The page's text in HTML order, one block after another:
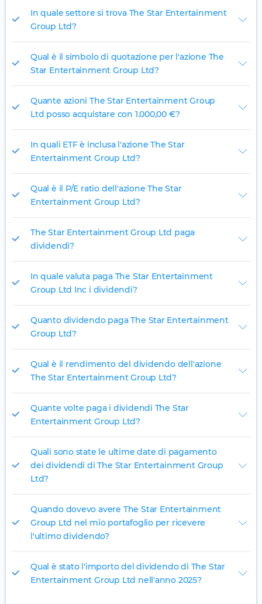
In quale settore si trova The Star Entertainment
Group Ltd?
Qual è il simbolo di quotazione per l'azione The
Star Entertainment Group Ltd?
Quante azioni The Star Entertainment Group
Ltd posso acquistare con 1.000,00 €?
In quali ETF è inclusa l'azione The Star
Entertainment Group Ltd?
Qual è il P/E ratio dell'azione The Star
Entertainment Group Ltd?
The Star Entertainment Group Ltd paga
dividendi?
In quale valuta paga The Star Entertainment
Group Ltd Inc i dividendi?
Quanto dividendo paga The Star Entertainment
Group Ltd?
Qual è il rendimento del dividendo dell'azione
The Star Entertainment Group Ltd?
Quante volte paga i dividendi The Star
Entertainment Group Ltd?
Quali sono state le ultime date di pagamento
dei dividendi di The Star Entertainment Group
Ltd?
Quando dovevo avere The Star Entertainment
Group Ltd nel mio portafoglio per ricevere
l'ultimo dividendo?
Qual è stato l'importo del dividendo di The Star
Entertainment Group Ltd nell'anno 2025?